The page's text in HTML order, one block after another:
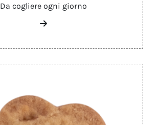
Da cogliere ogni giorno